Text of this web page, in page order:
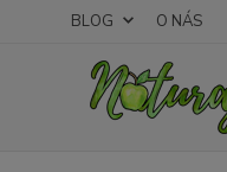
BLOG O NÁS